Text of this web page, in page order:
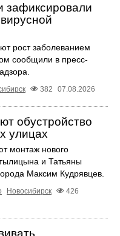
зафиксировали
рост заболеванием
сообщили в пресс-
382 07.08.2026
обустройство
улицах
монтаж нового
и Татьяны
Максим Кудрявцев.
Новосибирск
426